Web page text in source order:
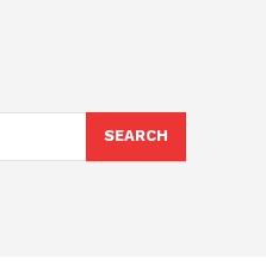
SEARCH